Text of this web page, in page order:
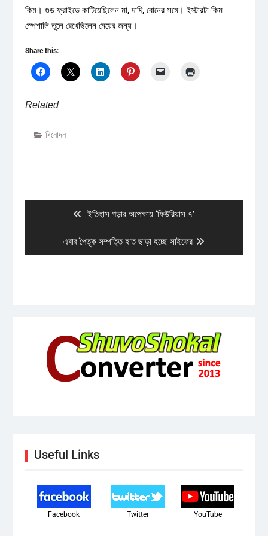
কিম। গুড ফ্রাইডে কাটিয়েছিলেন মা, দাদি, বোনের সঙ্গে। ইস্টারটা কিম
স্পেশালি তুলে রেখেছিলেন মেয়ের জন্য।
Share this:
Related
বিনোদন
Previous
ইতিহাস গড়ার অপেক্ষায় ‘ফিউরিয়াস ৭’
Next
post:
এবার পৈতৃক সম্পত্তি হাত ছাড়া হচ্ছে সাইফের
Useful Links
Facebook Twitter YouTube